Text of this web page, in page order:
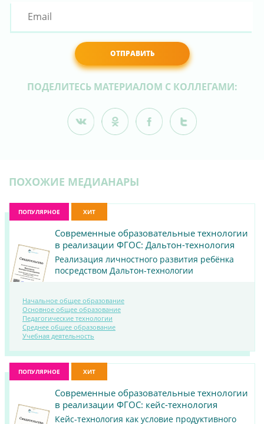
ОТПРАВИТЬ
ПОДЕЛИТЕСЬ МАТЕРИАЛОМ С КОЛЛЕГАМИ:
ПОХОЖИЕ МЕДИАНАРЫ
ПОПУЛЯРНОЕ ХИТ
ПОСМОТРЕТЬ
МАТЕРИАЛ
Современные образовательные технологии
в реализации ФГОС: Дальтон-технология
Реализация личностного развития ребёнка
посредством Дальтон-технологии
Начальное общее образование
Основное общее образование
Педагогические технологии
Среднее общее образование
Учебная деятельность
ПОПУЛЯРНОЕ ХИТ
Современные образовательные технологии
в реализации ФГОС: кейс-технология
Кейс-технология как условие продуктивного